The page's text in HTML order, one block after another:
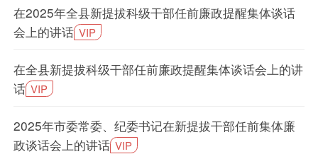
在2025年全县新提拔科级干部任前廉政提醒集体谈话
会上的讲话 VIP
在全县新提拔科级干部任前廉政提醒集体谈话会上的讲
话 VIP
2025年市委常委、纪委书记在新提拔干部任前集体廉
政谈话会上的讲话 VIP